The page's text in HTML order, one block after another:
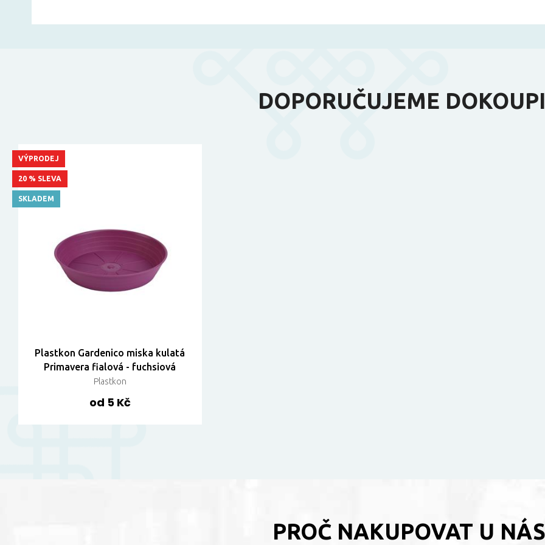
DOPORUČUJEME
Plastkon Gardenico miska kulatá
Primavera fialová - fuchsiová
Plastkon
od 5 Kč
VÝPRODEJ
20 % SLEVA
SKLADEM
PROČ NAKUPOVAT U NÁS